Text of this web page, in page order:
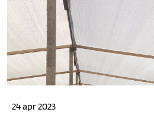
24 apr 2023